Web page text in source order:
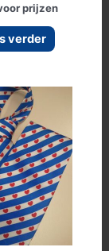
prijzen
verder